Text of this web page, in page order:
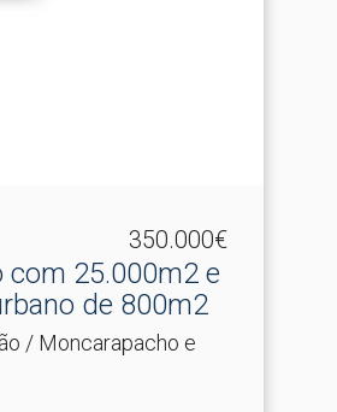
350.000€
com 25.​000m2 e
de 800m2
/ Moncarapacho e